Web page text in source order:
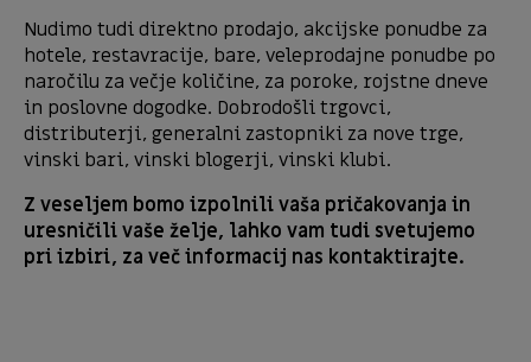
Nudimo tudi direktno prodajo, akcijske ponudbe za
hotele, restavracije, bare, veleprodajne ponudbe po
naročilu za večje količine, za poroke, rojstne dneve
in poslovne dogodke. Dobrodošli trgovci,
distributerji, generalni zastopniki za nove trge,
vinski bari, vinski blogerji, vinski klubi.
Z veseljem bomo izpolnili vaša pričakovanja in
uresničili vaše želje, lahko vam tudi svetujemo
pri izbiri, za več informacij nas kontaktirajte.